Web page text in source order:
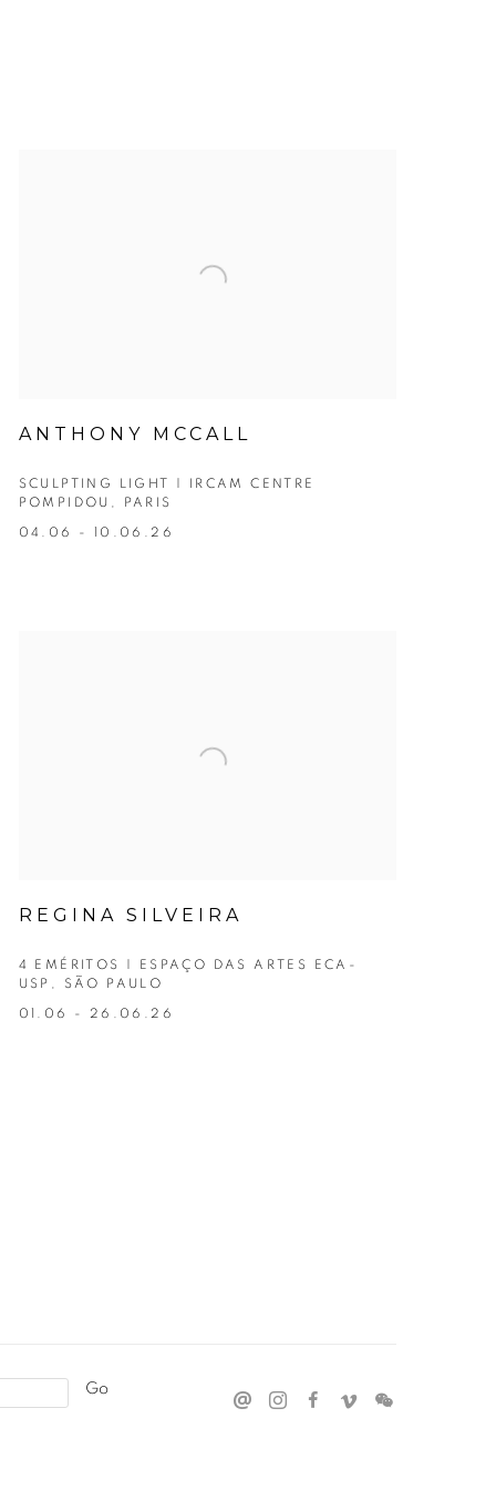
ANTHONY MCCALL
SCULPTING LIGHT | IRCAM CENTRE
POMPIDOU, PARIS
04.06 - 10.06.26
REGINA SILVEIRA
4 EMÉRITOS | ESPAÇO DAS ARTES ECA-
USP, SÃO PAULO
01.06 - 26.06.26
Go